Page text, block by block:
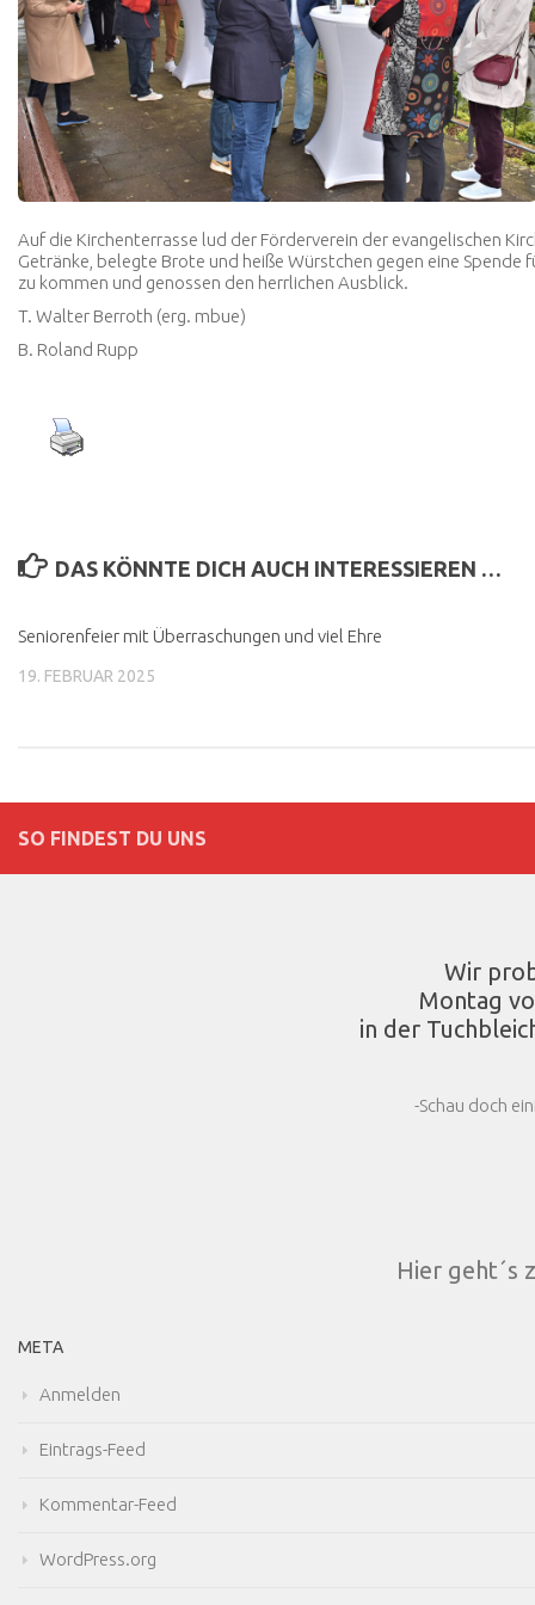
Auf die Kirchenterrasse lud der Förderverein der evangelischen
Getränke, belegte Brote und heiße Würstchen gegen eine
zu kommen und genossen den herrlichen Ausblick.
T. Walter Berroth (erg. mbue)
B. Roland Rupp
DAS KÖNNTE DICH AUCH INTERESSIEREN …
Seniorenfeier mit Überraschungen und viel Ehre
19. FEBRUAR 2025
SO FINDEST DU UNS
Wir
Montag
in der
-Schau doch
Hier geht´s
META
Anmelden
Eintrags-Feed
Kommentar-Feed
WordPress.org